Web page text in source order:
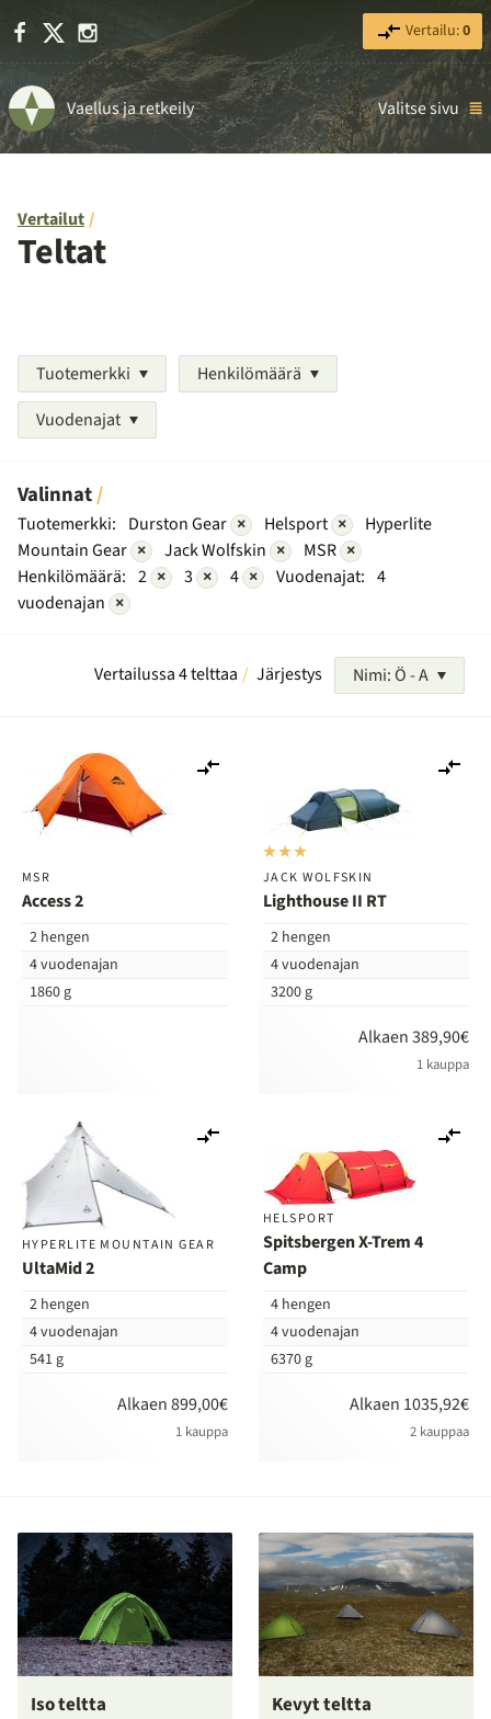
Facebook Instagram Vertailu:0
Vaellus ja retkeily Valitse sivu
Vertailut
Teltat
Tuotemerkki
Henkilömäärä
Vuodenajat
Valinnat
Tuotemerkki: Durston Gear × Helsport ×
Hyperlite
Mountain Gear × Jack Wolfskin × MSR ×
Henkilömäärä: 2 × 3 × 4 × Vuodenajat: 4
vuodenajan ×
Vertailussa 4 telttaa Järjestys Nimi: Ö - A
MSR
Access 2
2 hengen
4 vuodenajan
1860 g
JACK WOLFSKIN
Lighthouse II RT
2 hengen
4 vuodenajan
3200 g
Alkaen 389,90€
1 kauppa
HYPERLITE MOUNTAIN GEAR
UltaMid 2
2 hengen
4 vuodenajan
541 g
Alkaen 899,00€
1 kauppa
HELSPORT
Spitsbergen X-Trem 4
Camp
4 hengen
4 vuodenajan
6370 g
Alkaen 1035,92€
2 kauppaa
Iso teltta Kevyt teltta